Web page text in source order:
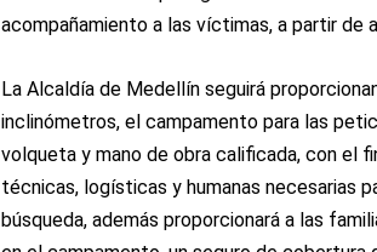
acompañamiento a las víctimas, a partir de
La Alcaldía de Medellín seguirá
inclinómetros, el campamento para las
volqueta y mano de obra calificada, con el
técnicas, logísticas y humanas necesarias
búsqueda, además proporcionará a las